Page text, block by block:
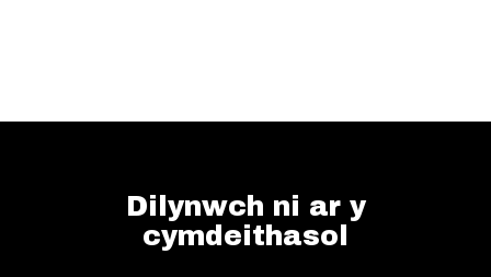
Dilynwch ni ar y
cymdeithasol